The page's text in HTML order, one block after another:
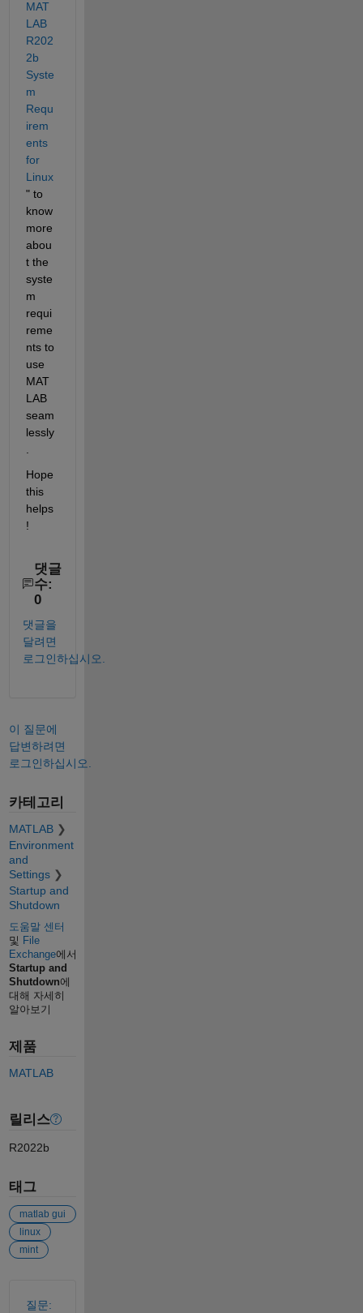
MAT
LAB
R202
2b
Syste
m
Requ
irem
ents
for
Linux
" to
know
more
abou
t the
syste
m
requi
reme
nts to
use
MAT
LAB
seam
lessly
Hope
this
helps
!
댓글
수:
0
댓글을
달려면
로그인하십시오.
이 질문에
답변하려면
로그인하십시오.
카테고리
MATLAB
Environment
and
Settings
Startup and
Shutdown
도움말 센터
및 File
Exchange에서
Startup and
Shutdown에
대해 자세히
알아보기
제품
MATLAB
릴리스
R2022b
태그
matlab gui
linux
mint
질문: